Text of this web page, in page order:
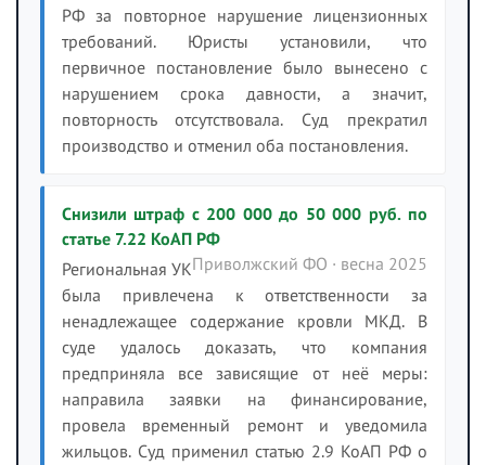
РФ за повторное нарушение лицензионных
требований. Юристы установили, что
первичное постановление было вынесено с
нарушением срока давности, а значит,
повторность отсутствовала. Суд прекратил
производство и отменил оба постановления.
Снизили штраф с 200 000 до 50 000 руб. по
статье 7.22 КоАП РФ
Приволжский ФО · весна 2025
Региональная УК
была привлечена к ответственности за
ненадлежащее содержание кровли МКД. В
суде удалось доказать, что компания
предприняла все зависящие от неё меры:
направила заявки на финансирование,
провела временный ремонт и уведомила
жильцов. Суд применил статью 2.9 КоАП РФ о